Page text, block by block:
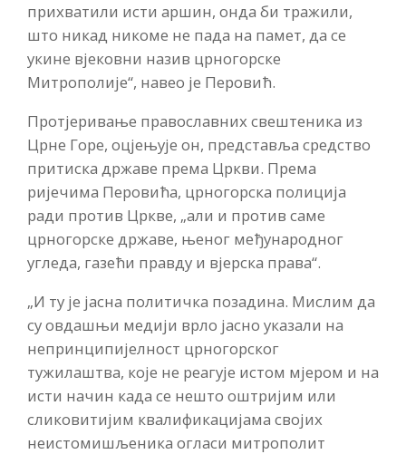
прихватили исти аршин, онда би тражили,
што никад никоме не пада на памет, да се
укине вјековни назив црногорске
Митрополије“, навео је Перовић.
Протјеривање православних свештеника из
Црне Горе, оцјењује он, представља средство
притиска државе према Цркви. Према
ријечима Перовића, црногорска полиција
ради против Цркве, „али и против саме
црногорске државе, њеног међународног
угледа, газећи правду и вјерска права“.
„И ту је јасна политичка позадина. Мислим да
су овдашњи медији врло јасно указали на
непринципијелност црногорског
тужилаштва, које не реагује истом мјером и на
исти начин када се нешто оштријим или
сликовитијим квалификацијама својих
неистомишљеника огласи митрополит